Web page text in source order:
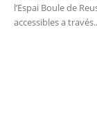
l’Espai Boule de
accessibles a